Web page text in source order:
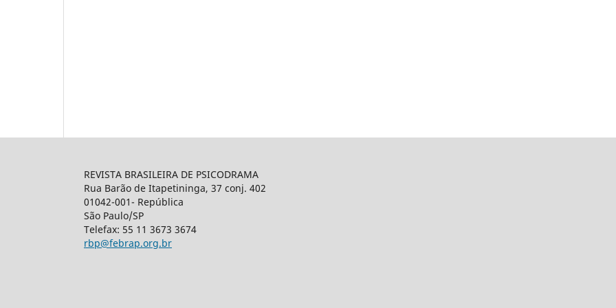
REVISTA BRASILEIRA DE PSICODRAMA
Rua Barão de Itapetininga, 37 conj. 402
01042-001- República
São Paulo/SP
Telefax: 55 11 3673 3674
rbp@febrap.org.br